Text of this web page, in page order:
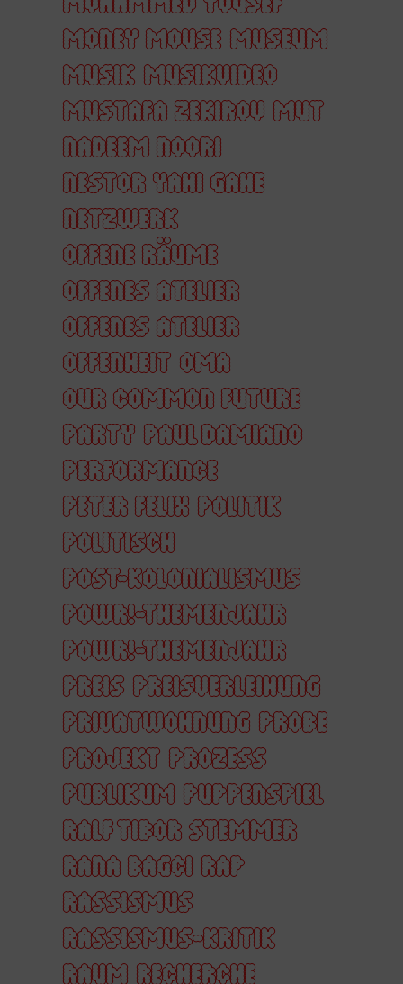
MONEY MOUSE MUSEUM
MUSIK MUSIKVIDEO
MUSTAFA ZEKIROV MUT
NADEEM NOORI
NESTOR YAHI GAHE
NETZWERK
OFFENE RÄUME
OFFENES ATELIER
OFFENES ATELIER
OFFENHEIT OMA
OUR COMMON FUTURE
PARTY PAUL DAMIANO
PERFORMANCE
PETER FELIX POLITIK
POLITISCH
POST-KOLONIALISMUS
POWR!-THEMENJAHR
POWR!-THEMENJAHR
PREIS PREISVERLEIHUNG
PRIVATWOHNUNG PROBE
PROJEKT PROZESS
PUBLIKUM PUPPENSPIEL
RALF TIBOR STEMMER
RANA BAGCI RAP
RASSISMUS
RASSISMUS-KRITIK
RAUM RECHERCHE